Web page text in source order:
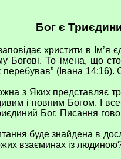
Бог є
христити в Ім’я
То імена, що
(Івана
з Яких представляє
і повним Богом. І
Бог. Писання
буде знайдена в
взаєминах із